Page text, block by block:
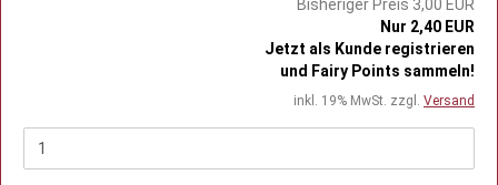
Bisheriger Preis 3,00 EUR
Nur 2,40 EUR
Jetzt als Kunde registrieren
und Fairy Points sammeln!
inkl. 19% MwSt. zzgl. Versand